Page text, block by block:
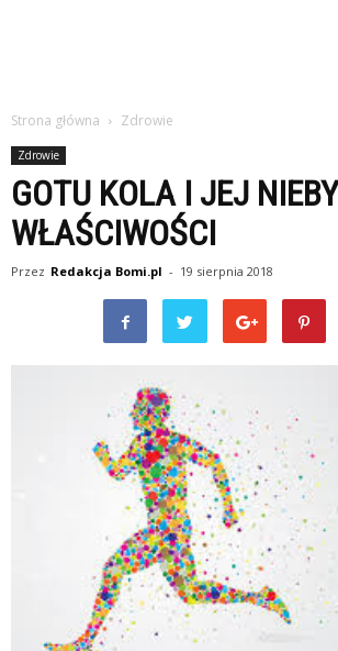
Strona główna Zdrowie
Zdrowie
GOTU KOLA I JEJ
WŁAŚCIWOŚCI
Przez Redakcja Bomi.pl - 19 sierpnia 2018